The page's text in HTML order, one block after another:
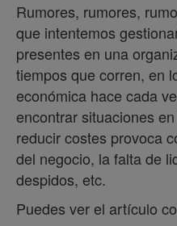
Rumores, rumores,
que intentemos
presentes en una
tiempos que corren, en
económica hace cada
encontrar situaciones
reducir costes provoca
del negocio, la falta de
despidos, etc.
Puedes ver el artículo